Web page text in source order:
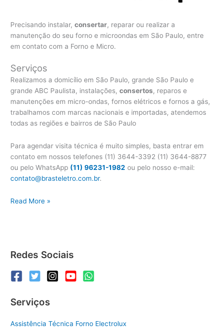
Precisando instalar,consertar, reparar ou realizar a
manutenção do seu forno e microondas em São Paulo, entre
em contato com a Forno e Micro.
Serviços
Realizamos a domicílio em São Paulo, grande São Paulo e
grande ABC Paulista, instalações,consertos, reparos e
manutenções em micro-ondas, fornos elétricos e fornos a gás,
trabalhamos com marcas nacionais e importadas, atendemos
todas as regiões e bairros de São Paulo
Para agendar visita técnica é muito simples, basta entrar em
contato em nossos telefones (11) 3644-3392 (11) 3644-8877
ou pelo WhatsApp (11) 96231-1982 ou pelo nosso e-mail:
contato@brasteletro.com.br.
Conserto
Read More »
Redes Sociais
Serviços
Assistência Técnica Forno Electrolux